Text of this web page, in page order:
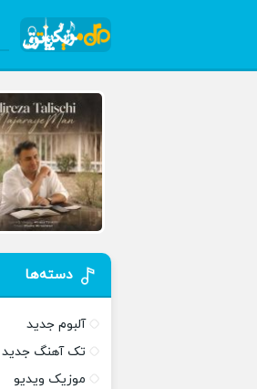
دسته‌ها
آلبوم جدید
تک آهنگ جدید
موزیک ویدیو